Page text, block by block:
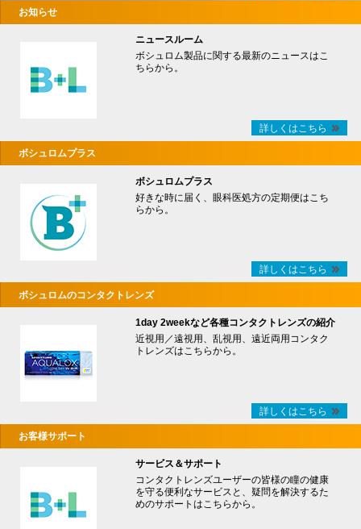
お知らせ
ニュースルーム
ボシュロム製品に関する最新のニュースはこ
ちらから。
詳しくはこちら
ボシュロムプラス
ボシュロムプラス
好きな時に届く、眼科医処方の定期便はこち
らから。
詳しくはこちら
ボシュロムのコンタクトレンズ
1day 2weekなど各種コンタクトレンズの紹介
近視用／遠視用、乱視用、遠近両用コンタク
トレンズはこちらから。
詳しくはこちら
お客様サポート
サービス＆サポート
コンタクトレンズユーザーの皆様の瞳の健康
を守る便利なサービスと、疑問を解決するた
めのサポートはこちらから。